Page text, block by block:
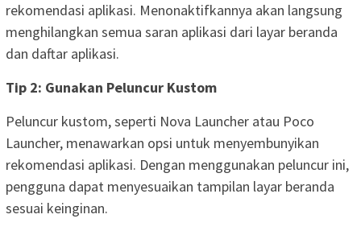
rekomendasi aplikasi. Menonaktifkannya akan langsung
menghilangkan semua saran aplikasi dari layar beranda
dan daftar aplikasi.
Tip 2: Gunakan Peluncur Kustom
Peluncur kustom, seperti Nova Launcher atau Poco
Launcher, menawarkan opsi untuk menyembunyikan
rekomendasi aplikasi. Dengan menggunakan peluncur ini,
pengguna dapat menyesuaikan tampilan layar beranda
sesuai keinginan.